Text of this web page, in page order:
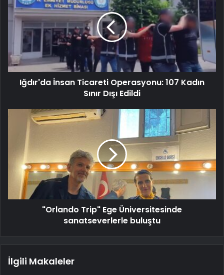
Iğdır'da İnsan Ticareti Operasyonu: 107 Kadın
Sınır Dışı Edildi
"Orlando Trip" Ege Üniversitesinde
sanatseverlerle buluştu
İlgili Makaleler